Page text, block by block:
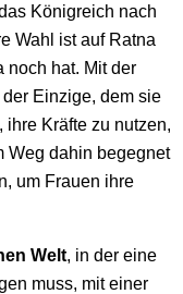
Königreich nach
Wahl ist auf Ratna
noch hat. Mit der
der Einzige, dem sie
ihre Kräfte zu nutzen,
Weg dahin begegnet
um Frauen ihre
Welt, in der eine
muss, mit einer